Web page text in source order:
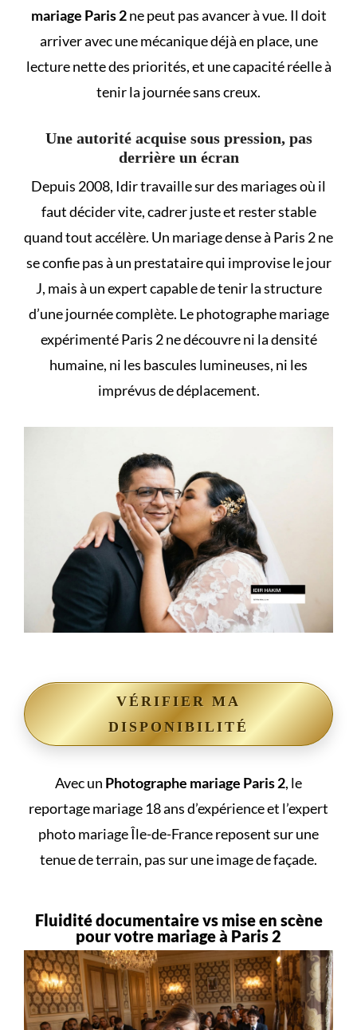
mariage Paris 2ne peut pas avancer à vue. Il doit
arriver avec une mécanique déjà en place, une
lecture nette des priorités, et une capacité réelle à
tenir la journée sans creux.
Une autorité acquise sous pression, pas
derrière un écran
Depuis 2008, Idir travaille sur des mariages où il
faut décider vite, cadrer juste et rester stable
quand tout accélère. Un mariage dense à Paris 2 ne
se confie pas à un prestataire qui improvise le jour
J, mais à un expert capable de tenir la structure
d’une journée complète. Le photographe mariage
expérimenté Paris 2 ne découvre ni la densité
humaine, ni les bascules lumineuses, ni les
imprévus de déplacement.
VÉRIFIER MA
DISPONIBILITÉ
Avec un Photographe mariage Paris 2, le
reportage mariage 18 ans d’expérience et l’expert
photo mariage Île-de-France reposent sur une
tenue de terrain, pas sur une image de façade.
Fluidité documentaire vs mise en scène
pour votre mariage à Paris 2